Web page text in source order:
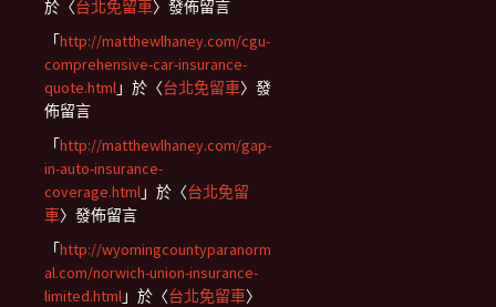
於〈台北免留車〉發佈留言
「http://matthewlhaney.com/cgu-
comprehensive-car-insurance-
quote.html」於〈台北免留車〉發
佈留言
「http://matthewlhaney.com/gap-
in-auto-insurance-
coverage.html」於〈台北免留
車〉發佈留言
「http://wyomingcountyparanorm
al.com/norwich-union-insurance-
limited.html」於〈台北免留車〉